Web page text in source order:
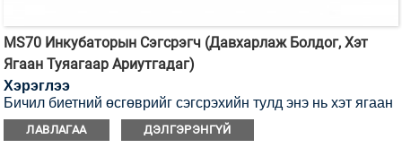
MS70 Инкубаторын Сэгсрэгч (Давхарлаж Болдог, Хэт
Ягаан Туяагаар Ариутгадаг)
Хэрэглээ
Бичил биетний өсгөврийг сэгсрэхийн тулд энэ нь хэт ягаан
туяагаар ариутгах боломжтой инкубаторын сэгсрэгч юм.
ЛАВЛАГАА ДЭЛГЭРЭНГҮЙ